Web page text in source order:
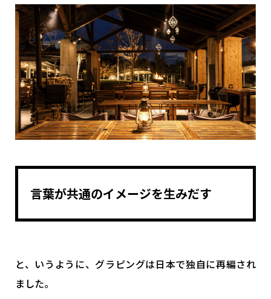
言葉が共通のイメージを生みだす
と、いうように、グラピングは日本で独自に再編され
ました。